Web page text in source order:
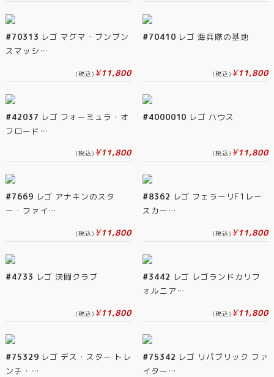
#70313 レゴ マグマ・ブンブン
スマッシ…
(税込) ¥11,800
#70410 レゴ 海兵隊の基地
(税込) ¥11,800
#42037 レゴ フォーミュラ・オ
フロード…
(税込) ¥11,800
#4000010 レゴ ハウス
(税込) ¥11,800
#7669 レゴ アナキンのスタ
ー・ファイ…
(税込) ¥11,800
#8362 レゴ フェラーリF1レー
スカー…
(税込) ¥11,800
#4733 レゴ 決闘クラブ
(税込) ¥11,800
#3442 レゴ レゴランドカリフ
ォルニア…
(税込) ¥11,800
#75329 レゴ デス・スター トレ
ンチ・…
#75342 レゴ リパブリック ファ
イター…